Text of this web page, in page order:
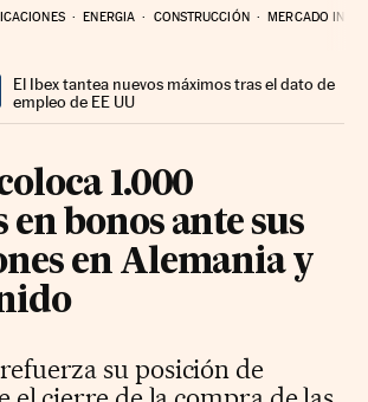
ENERGIA CONSTRUCCIÓN MERCADO
El Ibex tantea nuevos máximos tras el dato de
empleo de EE UU
1.000
bonos ante sus
en Alemania y
su posición de